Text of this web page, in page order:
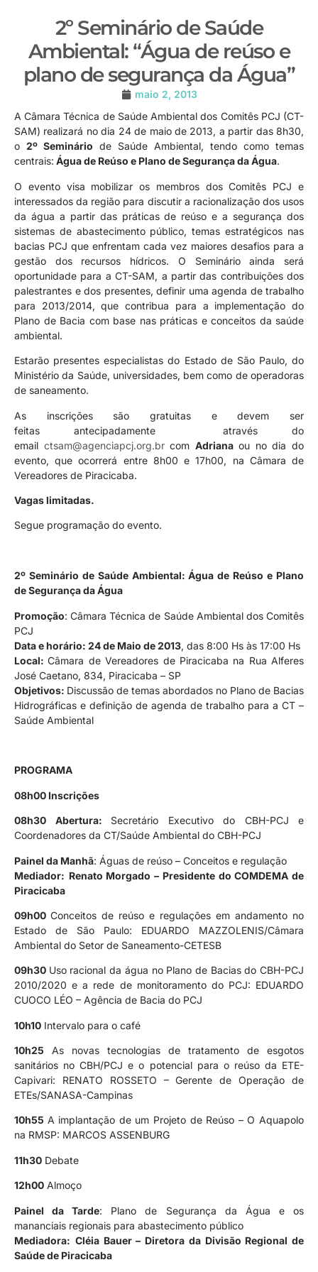
2º Seminário de Saúde
Ambiental: “Água de reúso e
plano de segurança da Água”
maio 2, 2013
A Câmara Técnica de Saúde Ambiental dos Comitês PCJ (CT-
SAM) realizará no dia 24 de maio de 2013, a partir das 8h30,
o 2º Seminário de Saúde Ambiental, tendo como temas
centrais: Água de Reúso e Plano de Segurança da Água.
O evento visa mobilizar os membros dos Comitês PCJ e
interessados da região para discutir a racionalização dos usos
da água a partir das práticas de reúso e a segurança dos
sistemas de abastecimento público, temas estratégicos nas
bacias PCJ que enfrentam cada vez maiores desafios para a
gestão dos recursos hídricos. O Seminário ainda será
oportunidade para a CT-SAM, a partir das contribuições dos
palestrantes e dos presentes, definir uma agenda de trabalho
para 2013/2014, que contribua para a implementação do
Plano de Bacia com base nas práticas e conceitos da saúde
ambiental.
Estarão presentes especialistas do Estado de São Paulo, do
Ministério da Saúde, universidades, bem como de operadoras
de saneamento.
As inscrições são gratuitas e devem ser
feitas antecipadamente através do
email ctsam@agenciapcj.org.br com Adrianaou no dia do
evento, que ocorrerá entre 8h00 e 17h00, na Câmara de
Vereadores de Piracicaba.
Vagas limitadas.
Segue programação do evento.
2º Seminário de Saúde Ambiental:Água de Reúso e Plano
de Segurança da Água
Promoção: Câmara Técnica de Saúde Ambiental dos Comitês
PCJ
Data e horário: 24 de Maio de 2013, das 8:00 Hs às 17:00 Hs
Local:Câmara de Vereadores de Piracicaba na Rua Alferes
José Caetano, 834, Piracicaba – SP
Objetivos: Discussão de temas abordados no Plano de Bacias
Hidrográficas e definição de agenda de trabalho para a CT –
Saúde Ambiental
PROGRAMA
08h00 Inscrições
08h30 Abertura: Secretário Executivo do CBH-PCJ e
Coordenadores da CT/Saúde Ambiental do CBH-PCJ
Painel da Manhã: Águas de reúso – Conceitos e regulação
Mediador: Renato Morgado – Presidente do COMDEMA de
Piracicaba
09h00 Conceitos de reúso e regulações em andamento no
Estado de São Paulo: EDUARDO MAZZOLENIS/Câmara
Ambiental do Setor de Saneamento-CETESB
09h30 Uso racional da água no Plano de Bacias do CBH-PCJ
2010/2020 e a rede de monitoramento do PCJ: EDUARDO
CUOCO LÉO – Agência de Bacia do PCJ
10h10 Intervalo para o café
10h25 As novas tecnologias de tratamento de esgotos
sanitários no CBH/PCJ e o potencial para o reúso da ETE-
Capivari: RENATO ROSSETO – Gerente de Operação de
ETEs/SANASA-Campinas
10h55 A implantação de um Projeto de Reúso – O Aquapolo
na RMSP: MARCOS ASSENBURG
11h30 Debate
12h00 Almoço
Painel da Tarde: Plano de Segurança da Água e os
mananciais regionais para abastecimento público
Mediadora: Cléia Bauer – Diretora da Divisão Regional de
Saúde de Piracicaba